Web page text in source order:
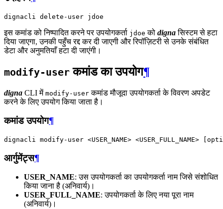
dignacli delete-user
इस कमांड को निष्पादित करने पर उपयोगकर्ता jdoe को dignaसिस्टम से हटा
दिया जाएगा, उनकी पहुँच रद्द कर दी जाएगी और रिपॉज़िटरी से उनके संबंधित
डेटा और अनुमतियाँ हटा दी जाएंगी।
modify-user कमांड का उपयोग¶
digna CLI में modify-user कमांड मौजूदा उपयोगकर्ता के विवरण अपडेट
करने के लिए उपयोग किया जाता है।
कमांड उपयोग¶
dignacli modify-user <USER_NAME> <USER_FULL_NAME>
आर्गुमेंट्स¶
USER_NAME: उस उपयोगकर्ता का उपयोगकर्ता नाम जिसे संशोधित
किया जाना है (अनिवार्य)।
USER_FULL_NAME: उपयोगकर्ता के लिए नया पूरा नाम
(अनिवार्य)।